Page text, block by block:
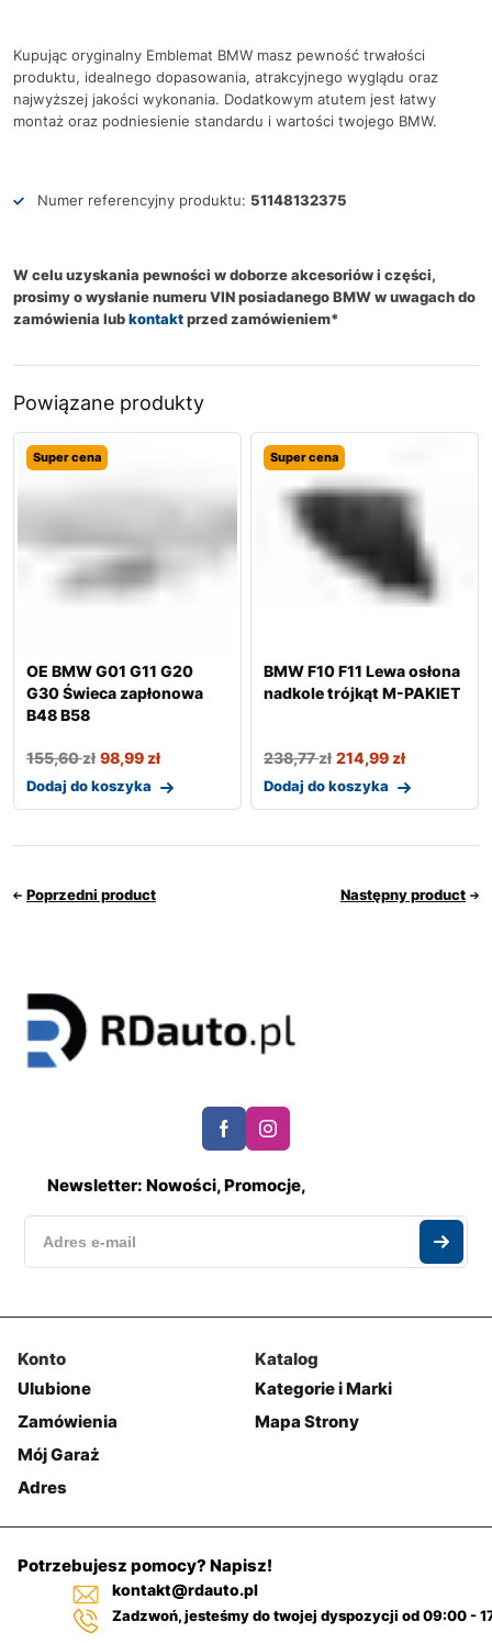
Kupując oryginalny Emblemat BMW masz pewność trwałości
produktu, idealnego dopasowania, atrakcyjnego wyglądu oraz
najwyższej jakości wykonania. Dodatkowym atutem jest łatwy
montaż oraz podniesienie standardu i wartości twojego BMW.
Numer referencyjny produktu: 51148132375
W celu uzyskania pewności w doborze akcesoriów i części,
prosimy o wysłanie numeru VIN posiadanego BMW w uwagach do
zamówienia lubkontaktprzed zamówieniem*
Powiązane produkty
Super cena
OE BMW G01 G11 G20
G30 Świeca zapłonowa
B48 B58
155,60zł 98,99zł
Dodaj do koszyka
Super cena
BMW F10 F11 Lewa osłona
nadkole trójkąt M-PAKIET
238,77zł 214,99zł
Dodaj do koszyka
Poprzedni product Następny product
Newsletter: Nowości, Promocje,
Konto
Ulubione
Zamówienia
Mój Garaż
Adres
Katalog
Kategorie i Marki
Mapa Strony
Potrzebujesz pomocy? Napisz!
kontakt@rdauto.pl
Zadzwoń, jesteśmy do twojej dyspozycji od 09:00 -